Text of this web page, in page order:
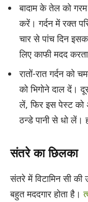
बादाम के तेल को
करें। गर्दन में रक्त
चार से पांच दिन
लिए काफी मदद
रातों-रात गर्दन को
को भिगोने दाल दें।
लें, फिर इस पेस्ट को
ठन्डे पानी से धो लें।
संतरे का छिलका
संतरे में विटामिन सी की
बहुत मददगार होता है।